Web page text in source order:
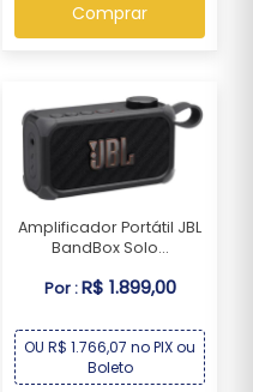
Comprar
Amplificador Portátil JBL
BandBox Solo...
Por :R$ 1.899,00
OU R$ 1.766,07 no PIX ou
Boleto